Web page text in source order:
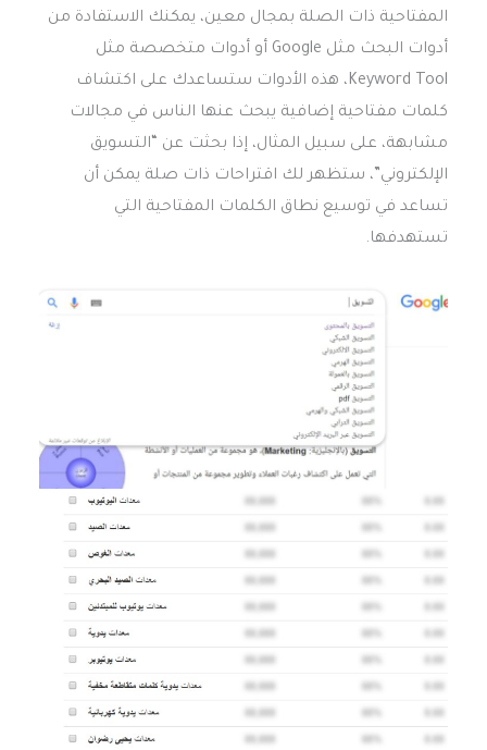
المفتاحية ذات الصلة بمجال معين، يمكنك الاستفادة من
أدوات البحث مثل Google أو أدوات متخصصة مثل
Keyword Tool، هذه الأدوات ستساعدك على اكتشاف
كلمات مفتاحية إضافية يبحث عنها الناس في مجالات
مشابهة، على سبيل المثال، إذا بحثت عن “التسويق
الإلكتروني”، ستظهر لك اقتراحات ذات صلة يمكن أن
تساعد في توسيع نطاق الكلمات المفتاحية التي
تستهدفها.